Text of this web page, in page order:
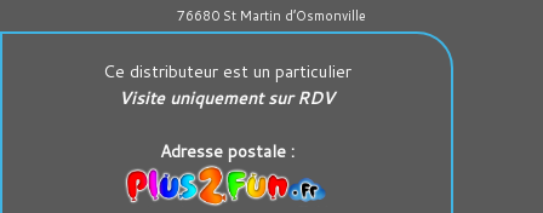
76680 St Martin d’Osmonville
Ce distributeur est un particulier
Visite uniquement sur RDV
Adresse postale :